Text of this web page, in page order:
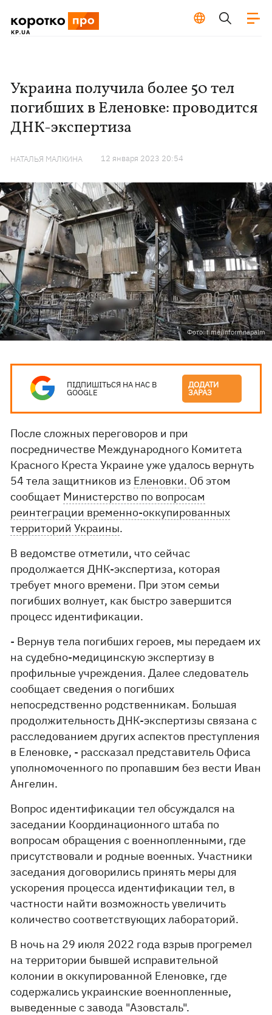
Украина получила более 50 тел
погибших в Еленовке: проводится
ДНК-экспертиза
НАТАЛЬЯ МАЛКИНА 12 января 2023 20:54
Фото: t.me/informnapalm
ПІДПИШІТЬСЯ НА НАС В
GOOGLE
ДОДАТИ
ЗАРАЗ
После сложных переговоров и при
посредничестве Международного Комитета
Красного Креста Украине уже удалось вернуть
54 тела защитников из Еленовки. Об этом
сообщает Министерство по вопросам
реинтеграции временно-оккупированных
территорий Украины.
В ведомстве отметили, что сейчас
продолжается ДНК-экспертиза, которая
требует много времени. При этом семьи
погибших волнует, как быстро завершится
процесс идентификации.
- Вернув тела погибших героев, мы передаем их
на судебно-медицинскую экспертизу в
профильные учреждения. Далее следователь
сообщает сведения о погибших
непосредственно родственникам. Большая
продолжительность ДНК-экспертизы связана с
расследованием других аспектов преступления
в Еленовке, - рассказал представитель Офиса
уполномоченного по пропавшим без вести Иван
Ангелин.
Вопрос идентификации тел обсуждался на
заседании Координационного штаба по
вопросам обращения с военнопленными, где
присутствовали и родные военных. Участники
заседания договорились принять меры для
ускорения процесса идентификации тел, в
частности найти возможность увеличить
количество соответствующих лабораторий.
В ночь на 29 июля 2022 года взрыв прогремел
на территории бывшей исправительной
колонии в оккупированной Еленовке, где
содержались украинские военнопленные,
выведенные с завода "Азовсталь".